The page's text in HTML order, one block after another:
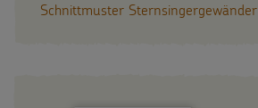
Schnittmuster Sternsingergewänder